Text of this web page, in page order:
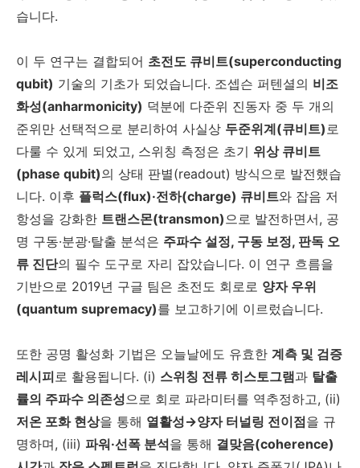
습니다.
이 두 연구는 결합되어 초전도 큐비트(superconducting
qubit) 기술의 기초가 되었습니다. 조셉슨 퍼텐셜의 비조
화성(anharmonicity) 덕분에 다준위 진동자 중 두 개의
준위만 선택적으로 분리하여 사실상 두준위계(큐비트) 로
다룰 수 있게 되었고, 스위칭 측정은 초기 위상 큐비트
(phase qubit)의 상태 판별(readout) 방식으로 발전했습
니다. 이후 플럭스(flux)·전하(charge) 큐비트와 잡음 저
항성을 강화한 트랜스몬(transmon) 으로 발전하면서, 공
명 구동·분광·탈출 분석은 주파수 설정, 구동 보정, 판독 오
류 진단의 필수 도구로 자리 잡았습니다. 이 연구 흐름을
기반으로 2019년 구글 팀은 초전도 회로로 양자 우위
(quantum supremacy)를 보고하기에 이르렀습니다.
또한 공명 활성화 기법은 오늘날에도 유효한 계측 및 검증
레시피 로 활용됩니다. (i) 스위칭 전류 히스토그램과 탈출
률의 주파수 의존성으로 회로 파라미터를 역추정하고, (ii)
저온 포화 현상을 통해 열활성→양자 터널링 전이점을 규
명하며, (iii) 파워·선폭 분석을 통해 결맞음(coherence)